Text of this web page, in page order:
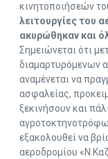
κινητοποιήσεών
λειτουργίες του
ακυρώθηκαν και
Σημειώνεται ότι
διαμαρτυρόμενων
αναμένεται να
ασφαλείας,
ξεκινήσουν και
εξακολουθεί να
αεροδρομίου